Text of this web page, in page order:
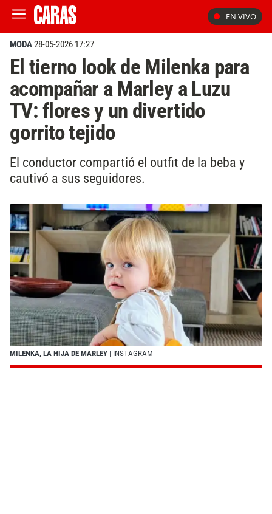
EN VIVO
MODA28-05-2026 17:27
El tierno look de Milenka para
acompañar a Marley a Luzu
TV: flores y un divertido
gorrito tejido
El conductor compartió el outfit de la beba y
cautivó a sus seguidores.
MILENKA, LA HIJA DE MARLEY | INSTAGRAM